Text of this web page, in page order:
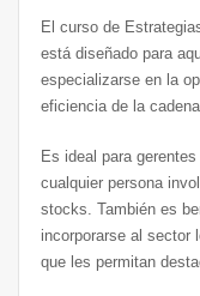
El curso de
está diseñado para
especializarse en la
eficiencia de la
Es ideal para
cualquier persona
stocks. También es
incorporarse al sector
que les permitan